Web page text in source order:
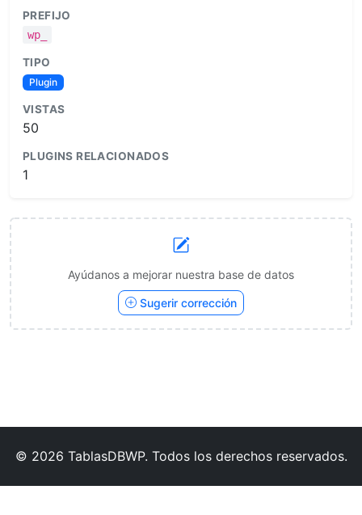
PREFIJO
wp_
TIPO
Plugin
VISTAS
50
PLUGINS RELACIONADOS
1
Ayúdanos a mejorar nuestra base de datos
Sugerir corrección
© 2026 TablasDBWP. Todos los derechos reservados.